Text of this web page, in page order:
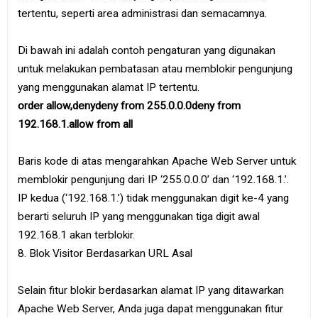
tertentu, seperti area administrasi dan semacamnya.
Di bawah ini adalah contoh pengaturan yang digunakan
untuk melakukan pembatasan atau memblokir pengunjung
yang menggunakan alamat IP tertentu.
order allow,denydeny from 255.0.0.0deny from
192.168.1.allow from all
Baris kode di atas mengarahkan Apache Web Server untuk
memblokir pengunjung dari IP ‘255.0.0.0’ dan ‘192.168.1.’.
IP kedua (‘192.168.1.’) tidak menggunakan digit ke-4 yang
berarti seluruh IP yang menggunakan tiga digit awal
192.168.1 akan terblokir.
8. Blok Visitor Berdasarkan URL Asal
Selain fitur blokir berdasarkan alamat IP yang ditawarkan
Apache Web Server, Anda juga dapat menggunakan fitur